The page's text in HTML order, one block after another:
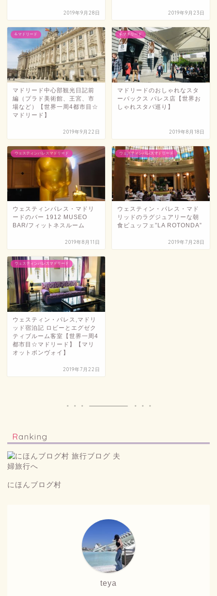
2019年9月28日 2019年9月23日
4-マドリード
マドリード中心部観光日記前
編（プラド美術館、王宮、市
場など）【世界一周4都市目☆
マドリード】
2019年9月22日
4-マドリード
マドリードのおしゃれなスタ
ーバックス パレス店【世界お
しゃれスタバ巡り】
2019年8月18日
ウェスティンパレスマドリード
ウェスティンパレス・マドリ
ードのバー 1912 MUSEO
BAR/フィットネスルーム
2019年8月11日
ウェスティンパレスマドリード
ウェスティン・パレス・マド
リッドのラグジュアリーな朝
食ビュッフェ”LA ROTONDA”
2019年7月28日
ウェスティンパレスマドリード
ウェスティン・パレス,マドリ
ッド宿泊記 ロビーとエグゼク
ティブルーム客室【世界一周4
都市目☆マドリード】【マリ
オットボンヴォイ】
2019年7月22日
Ranking
にほんブログ村
teya